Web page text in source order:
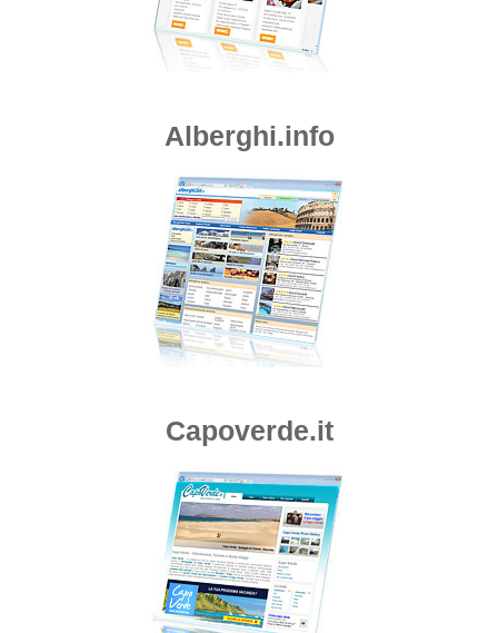
Alberghi.info
Capoverde.it